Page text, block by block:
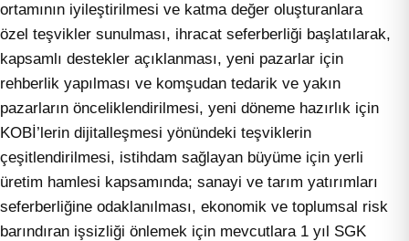
ortamının iyileştirilmesi ve katma değer oluşturanlara
özel teşvikler sunulması, ihracat seferberliği başlatılarak,
kapsamlı destekler açıklanması, yeni pazarlar için
rehberlik yapılması ve komşudan tedarik ve yakın
pazarların önceliklendirilmesi, yeni döneme hazırlık için
KOBİ’lerin dijitalleşmesi yönündeki teşviklerin
çeşitlendirilmesi, istihdam sağlayan büyüme için yerli
üretim hamlesi kapsamında; sanayi ve tarım yatırımları
seferberliğine odaklanılması, ekonomik ve toplumsal risk
barındıran işsizliği önlemek için mevcutlara 1 yıl SGK